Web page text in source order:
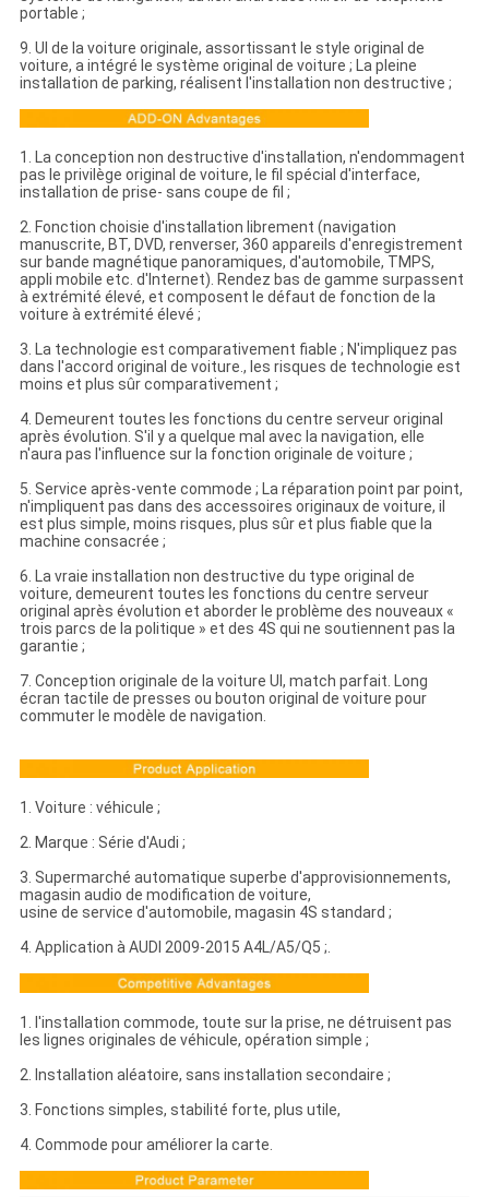
portable ;
9. UI de la voiture originale, assortissant le style original de
voiture, a intégré le système original de voiture ; La pleine
installation de parking, réalisent l'installation non destructive ;
1. La conception non destructive d'installation, n'endommagent
pas le privilège original de voiture, le fil spécial d'interface,
installation de prise- sans coupe de fil ;
2. Fonction choisie d'installation librement (navigation
manuscrite, BT, DVD, renverser, 360 appareils d'enregistrement
sur bande magnétique panoramiques, d'automobile, TMPS,
appli mobile etc. d'Internet). Rendez bas de gamme surpassent
à extrémité élevé, et composent le défaut de fonction de la
voiture à extrémité élevé ;
3. La technologie est comparativement fiable ; N'impliquez pas
dans l'accord original de voiture., les risques de technologie est
moins et plus sûr comparativement ;
4. Demeurent toutes les fonctions du centre serveur original
après évolution. S'il y a quelque mal avec la navigation, elle
n'aura pas l'influence sur la fonction originale de voiture ;
5. Service après-vente commode ; La réparation point par point,
n'impliquent pas dans des accessoires originaux de voiture, il
est plus simple, moins risques, plus sûr et plus fiable que la
machine consacrée ;
6. La vraie installation non destructive du type original de
voiture, demeurent toutes les fonctions du centre serveur
original après évolution et aborder le problème des nouveaux «
trois parcs de la politique » et des 4S qui ne soutiennent pas la
garantie ;
7. Conception originale de la voiture UI, match parfait. Long
écran tactile de presses ou bouton original de voiture pour
commuter le modèle de navigation.
1. Voiture : véhicule ;
2. Marque : Série d'Audi ;
3. Supermarché automatique superbe d'approvisionnements,
magasin audio de modification de voiture,
usine de service d'automobile, magasin 4S standard ;
4. Application à AUDI 2009-2015 A4L/A5/Q5 ;.
1. l'installation commode, toute sur la prise, ne détruisent pas
les lignes originales de véhicule, opération simple ;
2. Installation aléatoire, sans installation secondaire ;
3. Fonctions simples, stabilité forte, plus utile,
4. Commode pour améliorer la carte.